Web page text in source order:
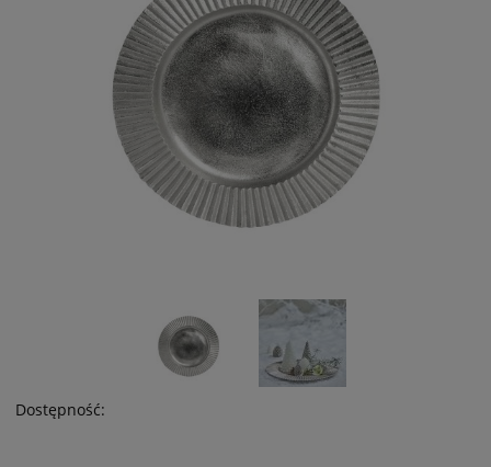
Dostępność: